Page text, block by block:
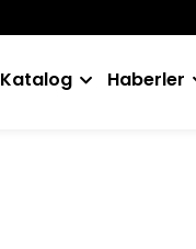
Katalog Haberler